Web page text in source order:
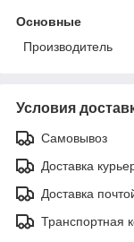
Основные
Производитель
Условия
Самовывоз
Доставка
Доставка
Транспортная